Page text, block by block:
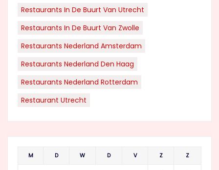
Restaurants In De Buurt Van Utrecht
Restaurants In De Buurt Van Zwolle
Restaurants Nederland Amsterdam
Restaurants Nederland Den Haag
Restaurants Nederland Rotterdam
Restaurant Utrecht
M D W D V Z Z